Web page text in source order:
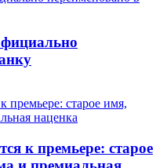
к премьере: старое